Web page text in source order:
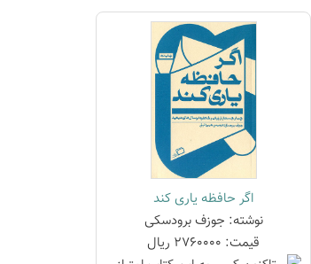
اگر حافظه یاری کند
نوشته: جوزف برودسکی
قیمت: 2760000 ریال